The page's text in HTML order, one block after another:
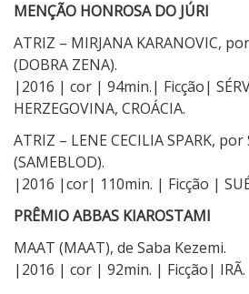
O
s
P
r
e
m
i
a
d
o
s
d
a
MENÇÃO HONROSA DO JÚRI
ATRIZ – MIRJANA KARANOVIC,
(DOBRA ZENA).
|2016 | cor | 94min.| Ficção|
HERZEGOVINA, CROÁCIA.
ATRIZ – LENE CECILIA SPARK,
(SAMEBLOD).
|2016 |cor| 110min. | Ficção |
PRÊMIO ABBAS KIAROSTAMI
MAAT (MAAT), de Saba Kezemi.
|2016 | cor | 92min. | Ficção| IRÃ.